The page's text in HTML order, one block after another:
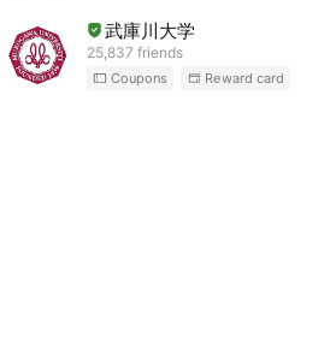
武庫川大学
25,837 friends
Coupons Reward card